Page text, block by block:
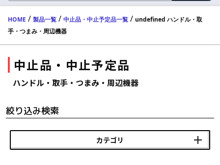
FA・A
蝶番・ステー・周辺機器
FB・B
ファスナー・ラッチ錠・キャッチ・錠前装置・周
FC・C
電気錠・インターロック
キースイッチ
CAD一覧
HOME / 製品一覧 / 中止品・中止予定品一覧 / undefined ハンドル・取
手・つまみ・周辺機器
中止品・中止予定品
ハンドル・取手・つまみ・周辺機器
絞り込み検索
カテゴリ